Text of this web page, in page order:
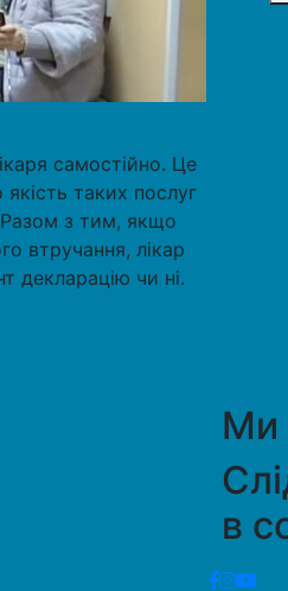
самостійно. Це
таких послуг
з тим, якщо
втручання, лікар
декларацію чи ні.
Ми
в